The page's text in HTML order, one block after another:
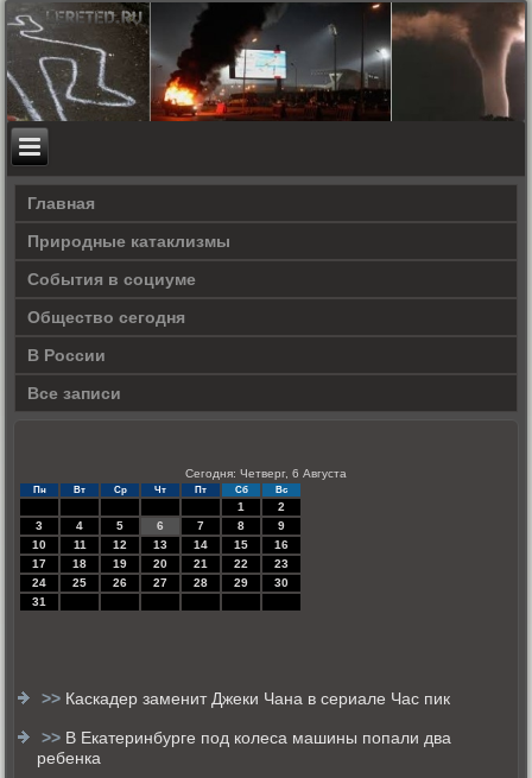
Главная
Природные катаклизмы
События в социуме
Общество сегодня
В России
Все записи
Сегодня: Четверг, 6 Августа
Пн Вт Ср Чт Пт Сб Вс
1
2
3
4 5 6 7 8
9
10
11 12 13 14 15
16
17
18 19 20 21 22
23
24
25 26 27 28 29
30
31
>> Каскадер заменит Джеки Чана в сериале Час пик
>> В Екатеринбурге под колеса машины попали два
ребенка